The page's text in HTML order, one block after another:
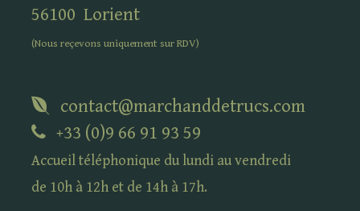
56100 Lorient
(Nous reçevons uniquement surRDV)
contact@marchanddetrucs.com
+33 (0)9 66 91 93 59
Accueil téléphonique du lundi au vendredi
de 10h à 12h et de 14h à 17h.